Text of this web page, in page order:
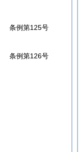
条例第125号
条例第126号